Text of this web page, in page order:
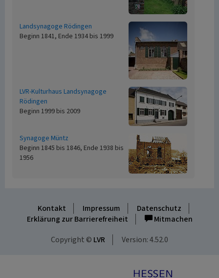
Landsynagoge Rödingen
Beginn 1841, Ende 1934 bis 1999
LVR-Kulturhaus Landsynagoge
Rödingen
Beginn 1999 bis 2009
Synagoge Müntz
Beginn 1845 bis 1846, Ende 1938 bis
1956
Kontakt Impressum
Datenschutz
Erklärung zur Barrierefreiheit
Mitmachen
Copyright © LVR Version: 4.52.0